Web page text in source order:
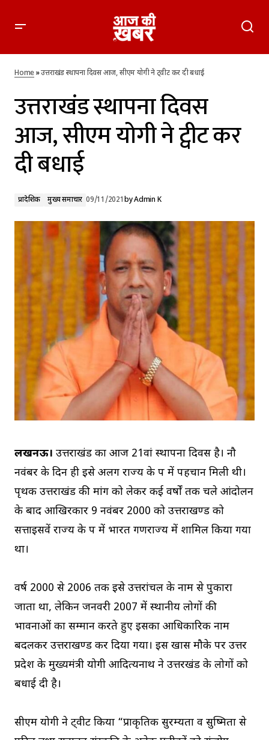
उत्तराखंड स्थापना दिवस आज, सीएम योगी ने ट्वीट कर दी बधाई
Home»उत्तराखंड स्थापना दिवस आज, सीएम योगी ने ट्वीट कर दी बधाई
उत्तराखंड स्थापना दिवस
आज, सीएम योगी ने ट्वीट कर
दी बधाई
प्रादेशिक मुख्य समाचार 09/11/2021byAdmin K
लखनऊ। उत्तराखंड का आज 21वां स्थापना दिवस है। नौ
नवंबर के दिन ही इसे अलग राज्य के रूप में पहचान मिली थी।
पृथक उत्तराखंड की मांग को लेकर कई वर्षों तक चले आंदोलन
के बाद आखिरकार 9 नवंबर 2000 को उत्तराखण्ड को
सत्ताइसवें राज्य के रूप में भारत गणराज्य में शामिल किया गया
था।
वर्ष 2000 से 2006 तक इसे उत्तरांचल के नाम से पुकारा
जाता था, लेकिन जनवरी 2007 में स्थानीय लोगों की
भावनाओं का सम्मान करते हुए इसका आधिकारिक नाम
बदलकर उत्तराखण्ड कर दिया गया। इस खास मौके पर उत्तर
प्रदेश के मुख्यमंत्री योगी आदित्यनाथ ने उत्तरखंड के लोगों को
बधाई दी है।
सीएम योगी ने ट्वीट किया “प्राकृतिक सुरम्यता व सुष्मिता से